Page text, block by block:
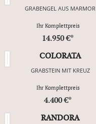
GRABENGEL AUS MARMOR
Ihr Komplettpreis
14.950 €*
COLORATA
GRABSTEIN MIT KREUZ
Ihr Komplettpreis
4.400 €*
RANDORA